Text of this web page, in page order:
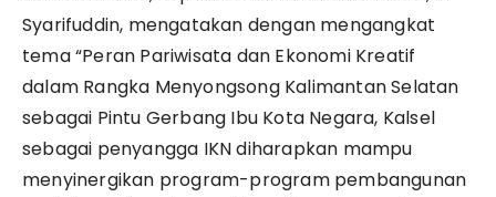
Syarifuddin, mengatakan dengan mengangkat
tema “Peran Pariwisata dan Ekonomi Kreatif
dalam Rangka Menyongsong Kalimantan Selatan
sebagai Pintu Gerbang Ibu Kota Negara, Kalsel
sebagai penyangga IKN diharapkan mampu
menyinergikan program-program pembangunan